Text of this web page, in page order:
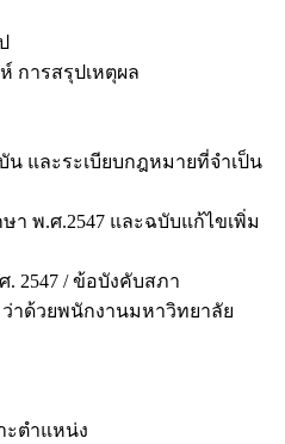
การสรุปเหตุผล
น และระเบียบกฎหมายที่จำเป็น
า พ.ศ.2547 และฉบับแก้ไขเพิ่ม
2547 / ข้อบังคับสภา
าด้วยพนักงานมหาวิทยาลัย
ะตำแหน่ง